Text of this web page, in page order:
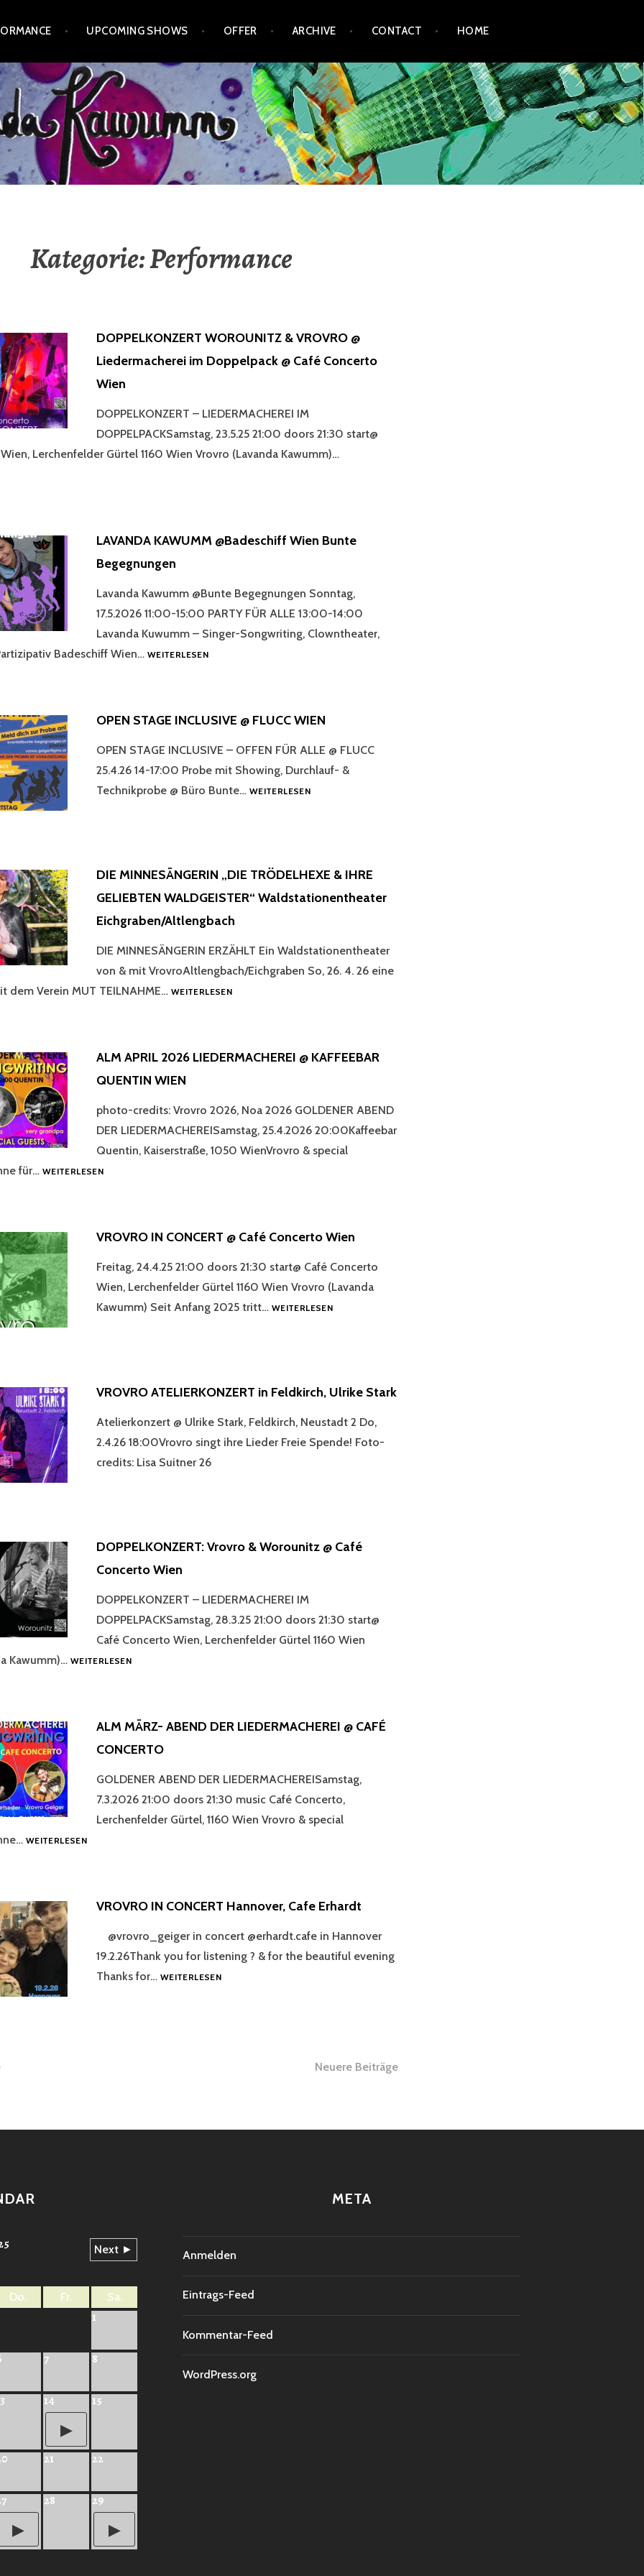
UPCOMING SHOWS OFFER ARCHIVE CONTACT HOME
Kategorie:Performance
DOPPELKONZERT WOROUNITZ & VROVRO @
Liedermacherei im Doppelpack @ Café Concerto
Wien
DOPPELKONZERT – LIEDERMACHEREI IM
DOPPELPACKSamstag, 23.5.25 21:00 doors 21:30 start@
Lerchenfelder Gürtel 1160 Wien Vrovro (Lavanda Kawumm)…
LAVANDA KAWUMM @Badeschiff Wien Bunte
Begegnungen
Lavanda Kawumm @Bunte Begegnungen Sonntag,
17.5.2026 11:00-15:00 PARTY FÜR ALLE 13:00-14:00
Lavanda Kuwumm – Singer-Songwriting, Clowntheater,
Badeschiff Wien… WEITERLESENLAVANDA
BEGEGNUNGEN
OPEN STAGE INCLUSIVE @ FLUCC WIEN
OPEN STAGE INCLUSIVE – OFFEN FÜR ALLE @ FLUCC
25.4.26 14-17:00 Probe mit Showing, Durchlauf- &
Technikprobe @ Büro Bunte… WEITERLESENOPEN
DIE MINNESÄNGERIN „DIE TRÖDELHEXE & IHRE
GELIEBTEN WALDGEISTER“ Waldstationentheater
Eichgraben/Altlengbach
DIE MINNESÄNGERIN ERZÄHLT Ein Waldstationentheater
von & mit VrovroAltlengbach/Eichgraben So, 26. 4. 26 eine
dem Verein MUT TEILNAHME… WEITERLESENDIE
IHRE
WALDSTATIONENTHEATER
EICHGRABEN/ALTLENGBACH
ALM APRIL 2026 LIEDERMACHEREI @ KAFFEEBAR
QUENTIN WIEN
photo-credits: Vrovro 2026, Noa 2026 GOLDENER ABEND
DER LIEDERMACHEREISamstag, 25.4.2026 20:00Kaffeebar
Quentin, Kaiserstraße, 1050 WienVrovro & special
für… WEITERLESENALM
KAFFEEBAR
WIEN
VROVRO IN CONCERT @ Café Concerto Wien
Freitag, 24.4.25 21:00 doors 21:30 start@ Café Concerto
Wien, Lerchenfelder Gürtel 1160 Wien Vrovro (Lavanda
Kawumm) Seit Anfang 2025 tritt… WEITERLESENVROVRO
WIEN
VROVRO ATELIERKONZERT in Feldkirch, Ulrike Stark
Atelierkonzert @ Ulrike Stark, Feldkirch, Neustadt 2 Do,
2.4.26 18:00Vrovro singt ihre Lieder Freie Spende! Foto-
credits: Lisa Suitner 26
DOPPELKONZERT: Vrovro & Worounitz @ Café
Concerto Wien
DOPPELKONZERT – LIEDERMACHEREI IM
DOPPELPACKSamstag, 28.3.25 21:00 doors 21:30 start@
Café Concerto Wien, Lerchenfelder Gürtel 1160 Wien
Kawumm)… WEITERLESENDOPPELKONZERT:
@
CAFÉ
CONCERTO
ALM MÄRZ- ABEND DER LIEDERMACHEREI @ CAFÉ
CONCERTO
GOLDENER ABEND DER LIEDERMACHEREISamstag,
7.3.2026 21:00 doors 21:30 music Café Concerto,
Lerchenfelder Gürtel, 1160 Wien Vrovro & special
WEITERLESENALM
CONCERTO
VROVRO IN CONCERT Hannover, Cafe Erhardt
@vrovro_geiger in concert @erhardt.cafe in Hannover
19.2.26Thank you for listening ? & for the beautiful evening
Thanks for… WEITERLESENVROVRO
Neuere Beiträge
Next ►
Do. Fr. Sa.
1
7 8
14 15
21 22
28 29
META
Anmelden
Eintrags-Feed
Kommentar-Feed
WordPress.org